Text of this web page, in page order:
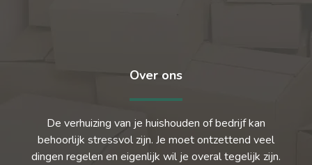
Over ons
De verhuizing van je huishouden of bedrijf kan
behoorlijk stressvol zijn. Je moet ontzettend veel
dingen regelen en eigenlijk wil je overal tegelijk zijn.